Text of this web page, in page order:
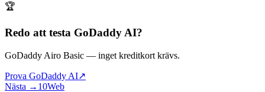
🏆
Redo att testa GoDaddy AI?
GoDaddy Airo Basic — inget kreditkort krävs.
Prova GoDaddy AI↗
Nästa → 10Web